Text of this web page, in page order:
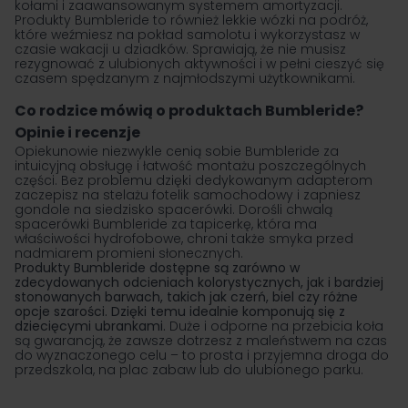
kołami i zaawansowanym systemem amortyzacji.
Produkty Bumbleride to również lekkie wózki na podróż,
które weźmiesz na pokład samolotu i wykorzystasz w
czasie wakacji u dziadków. Sprawiają, że nie musisz
rezygnować z ulubionych aktywności i w pełni cieszyć się
czasem spędzanym z najmłodszymi użytkownikami.
Co rodzice mówią o produktach Bumbleride?
Opinie i recenzje
Opiekunowie niezwykle cenią sobie Bumbleride za
intuicyjną obsługę i łatwość montażu poszczególnych
części. Bez problemu dzięki dedykowanym adapterom
zaczepisz na stelażu fotelik samochodowy i zapniesz
gondole na siedzisko spacerówki. Dorośli chwalą
spacerówki Bumbleride za tapicerkę, która ma
właściwości hydrofobowe, chroni także smyka przed
nadmiarem promieni słonecznych.
Produkty Bumbleride dostępne są zarówno w
zdecydowanych odcieniach kolorystycznych, jak i bardziej
stonowanych barwach, takich jak czerń, biel czy różne
opcje szarości. Dzięki temu idealnie komponują się z
dziecięcymi ubrankami. Duże i odporne na przebicia koła
są gwarancją, że zawsze dotrzesz z maleństwem na czas
do wyznaczonego celu – to prosta i przyjemna droga do
przedszkola, na plac zabaw lub do ulubionego parku.